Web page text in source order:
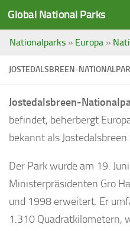
Saltar al contenido
Global National Parks
Nationalparks » Europa »
JOSTEDALSBREEN-
Jostedalsbreen-
befindet, beherbergt
bekannt als
Der Park wurde am 19.
Ministerpräsidenten Gro
und 1998 erweitert. Er
1.310 Quadratkilometern,